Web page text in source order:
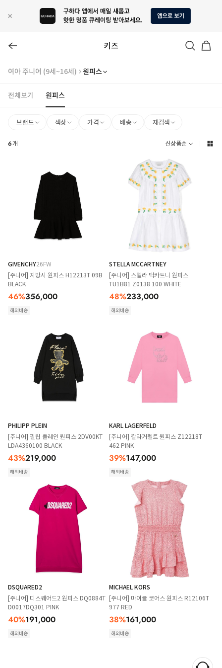
키즈
여아 주니어 (9세~16세) 원피스
전체보기 원피스
브랜드 색상 가격 배송 재검색
6개 신상품순
GIVENCHY26FW
[주니어] 지방시 원피스 H12213T 09B
BLACK
46%356,000
해외배송
STELLA MCCARTNEY
[주니어] 스텔라 맥카트니 원피스
TU1B81 Z0138 100 WHITE
48%233,000
해외배송
PHILIPP PLEIN
[주니어] 필립 플레인 원피스 2DV00KT
LDA4360100 BLACK
43%219,000
해외배송
KARL LAGERFELD
[주니어] 칼라거펠트 원피스 Z12218T
462 PINK
39%147,000
해외배송
DSQUARED2
[주니어] 디스퀘어드2 원피스 DQ0884T
D0017DQ301 PINK
40%191,000
해외배송
MICHAEL KORS
[주니어] 마이클 코어스 원피스 R12106T
977 RED
38%161,000
해외배송